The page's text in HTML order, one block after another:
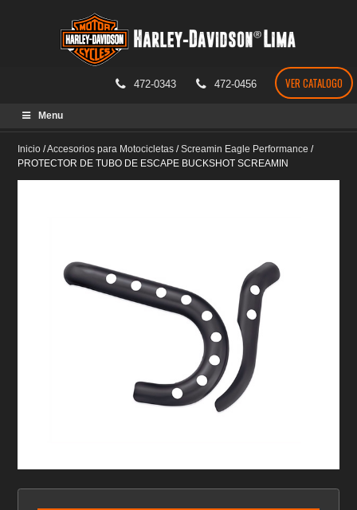
472-0343 472-0456 VER CATALOGO
Menu
Inicio /Accesorios para Motocicletas /Screamin Eagle Performance /
PROTECTOR DE TUBO DE ESCAPE BUCKSHOT SCREAMIN